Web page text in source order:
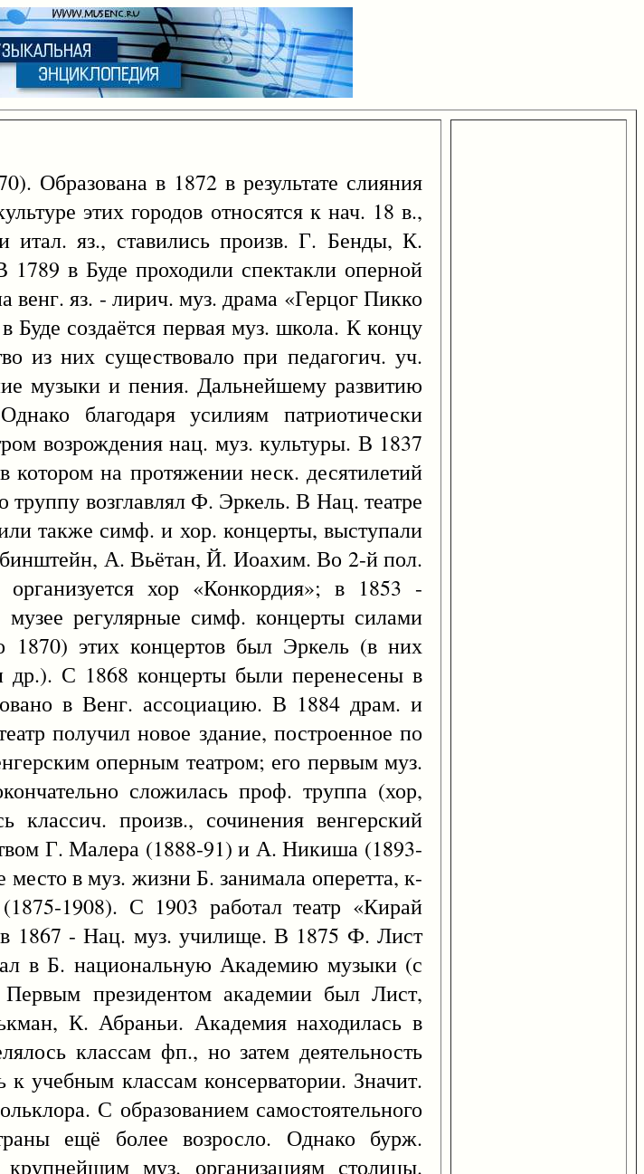
Образована в 1872 в результате слияния
этих городов относятся к нач. 18 в.,
итал. яз., ставились произв. Г. Бенды, К.
в Буде проходили спектакли оперной
яз. - лирич. муз. драма «Герцог Пикко
создаётся первая муз. школа. К концу
из них существовало при педагогич. уч.
музыки и пения. Дальнейшему развитию
благодаря усилиям патриотически
возрождения нац. муз. культуры. В 1837
на протяжении неск. десятилетий
возглавлял Ф. Эркель. В Нац. театре
также симф. и хор. концерты, выступали
А. Вьётан, Й. Иоахим. Во 2-й пол.
хор «Конкордия»; в 1853 -
регулярные симф. концерты силами
1870) этих концертов был Эркель (в них
др.). С 1868 концерты были перенесены в
в Венг. ассоциацию. В 1884 драм. и
получил новое здание, построенное по
оперным театром; его первым муз.
сложилась проф. труппа (хор,
классич. произв., сочинения венгерский
Г. Малера (1888-91) и А. Никиша (1893-
в муз. жизни Б. занимала оперетта, к-
1908). С 1903 работал театр «Кирай
в 1867 - Нац. муз. училище. В 1875 Ф. Лист
в Б. национальную Академию музыки (с
президентом академии был Лист,
К. Абраньи. Академия находилась в
классам фп., но затем деятельность
учебным классам консерватории. Значит.
С образованием самостоятельного
ещё более возросло. Однако бурж.
муз. организациям столицы.